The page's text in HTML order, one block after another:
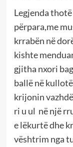
Legjenda
përpara,me
krrabën në
kishte
gjitha nxori
ballë në
krijonin
ri u ul në një
e lëkurtë dhe
vështrim nga